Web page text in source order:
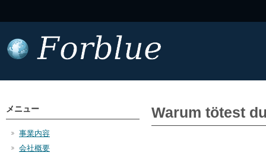
Warum tötest
メニュー
事業内容
会社概要